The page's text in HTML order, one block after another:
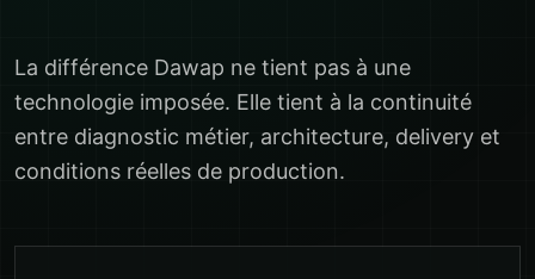
La différence Dawap ne tient pas à une
technologie imposée. Elle tient à la continuité
entre diagnostic métier, architecture, delivery et
conditions réelles de production.